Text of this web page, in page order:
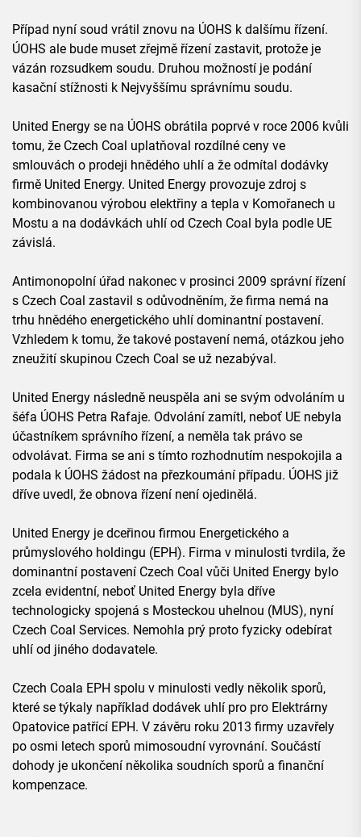
Případ nyní soud vrátil znovu na ÚOHS k dalšímu řízení.
ÚOHS ale bude muset zřejmě řízení zastavit, protože je
vázán rozsudkem soudu. Druhou možností je podání
kasační stížnosti k Nejvyššímu správnímu soudu.
United Energy se na ÚOHS obrátila poprvé v roce 2006 kvůli
tomu, že Czech Coal uplatňoval rozdílné ceny ve
smlouvách o prodeji hnědého uhlí a že odmítal dodávky
firmě United Energy. United Energy provozuje zdroj s
kombinovanou výrobou elektřiny a tepla v Komořanech u
Mostu a na dodávkách uhlí od Czech Coal byla podle UE
závislá.
Antimonopolní úřad nakonec v prosinci 2009 správní řízení
s Czech Coal zastavil s odůvodněním, že firma nemá na
trhu hnědého energetického uhlí dominantní postavení.
Vzhledem k tomu, že takové postavení nemá, otázkou jeho
zneužití skupinou Czech Coal se už nezabýval.
United Energy následně neuspěla ani se svým odvoláním u
šéfa ÚOHS Petra Rafaje. Odvolání zamítl, neboť UE nebyla
účastníkem správního řízení, a neměla tak právo se
odvolávat. Firma se ani s tímto rozhodnutím nespokojila a
podala k ÚOHS žádost na přezkoumání případu. ÚOHS již
dříve uvedl, že obnova řízení není ojedinělá.
United Energy je dceřinou firmou Energetického a
průmyslového holdingu (EPH). Firma v minulosti tvrdila, že
dominantní postavení Czech Coal vůči United Energy bylo
zcela evidentní, neboť United Energy byla dříve
technologicky spojená s Mosteckou uhelnou (MUS), nyní
Czech Coal Services. Nemohla prý proto fyzicky odebírat
uhlí od jiného dodavatele.
Czech Coala EPH spolu v minulosti vedly několik sporů,
které se týkaly například dodávek uhlí pro pro Elektrárny
Opatovice patřící EPH. V závěru roku 2013 firmy uzavřely
po osmi letech sporů mimosoudní vyrovnání. Součástí
dohody je ukončení několika soudních sporů a finanční
kompenzace.